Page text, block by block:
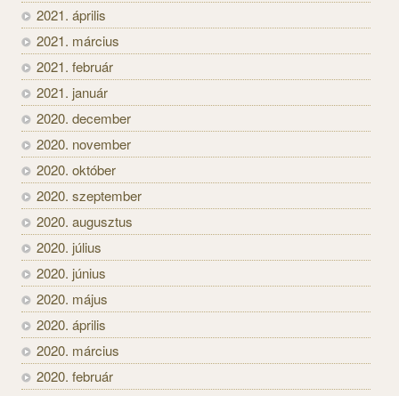
2021. április
2021. március
2021. február
2021. január
2020. december
2020. november
2020. október
2020. szeptember
2020. augusztus
2020. július
2020. június
2020. május
2020. április
2020. március
2020. február